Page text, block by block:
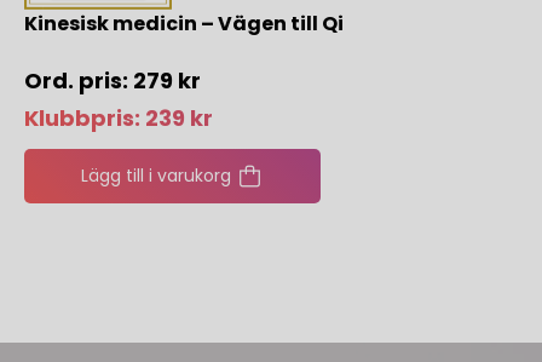
Kinesisk medicin – Vägen till Qi
279 kr
Klubbpris: 239 kr
Lägg till i varukorg